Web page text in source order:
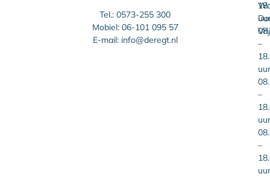
Tel.: 0573-255 300
Mobiel: 06-101 095 57
E-mail: info@deregt.nl
uur
–
uur
–
uur
–
uur